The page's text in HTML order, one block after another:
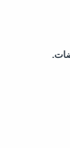
المبيضات.